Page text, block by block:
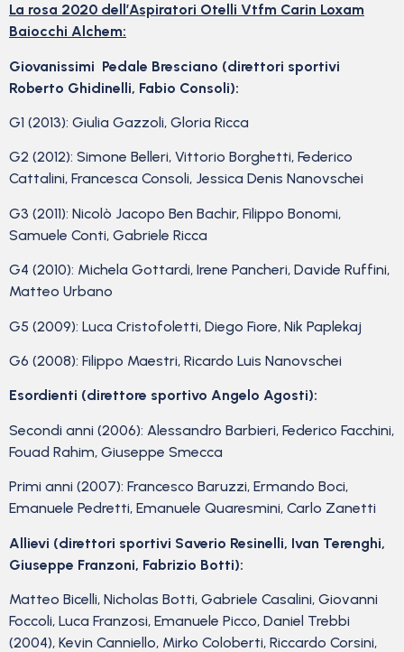
La rosa 2020 dell’Aspiratori Otelli Vtfm Carin Loxam
Baiocchi Alchem:
Giovanissimi Pedale Bresciano (direttori sportivi
Roberto Ghidinelli, Fabio Consoli):
G1 (2013): Giulia Gazzoli, Gloria Ricca
G2 (2012): Simone Belleri, Vittorio Borghetti, Federico
Cattalini, Francesca Consoli, Jessica Denis Nanovschei
G3 (2011): Nicolò Jacopo Ben Bachir, Filippo Bonomi,
Samuele Conti, Gabriele Ricca
G4 (2010): Michela Gottardi, Irene Pancheri, Davide Ruffini,
Matteo Urbano
G5 (2009): Luca Cristofoletti, Diego Fiore, Nik Paplekaj
G6 (2008): Filippo Maestri, Ricardo Luis Nanovschei
Esordienti (direttore sportivo Angelo Agosti):
Secondi anni (2006): Alessandro Barbieri, Federico Facchini,
Fouad Rahim, Giuseppe Smecca
Primi anni (2007): Francesco Baruzzi, Ermando Boci,
Emanuele Pedretti, Emanuele Quaresmini, Carlo Zanetti
Allievi (direttori sportivi Saverio Resinelli, Ivan Terenghi,
Giuseppe Franzoni, Fabrizio Botti):
Matteo Bicelli, Nicholas Botti, Gabriele Casalini, Giovanni
Foccoli, Luca Franzosi, Emanuele Picco, Daniel Trebbi
(2004), Kevin Canniello, Mirko Coloberti, Riccardo Corsini,